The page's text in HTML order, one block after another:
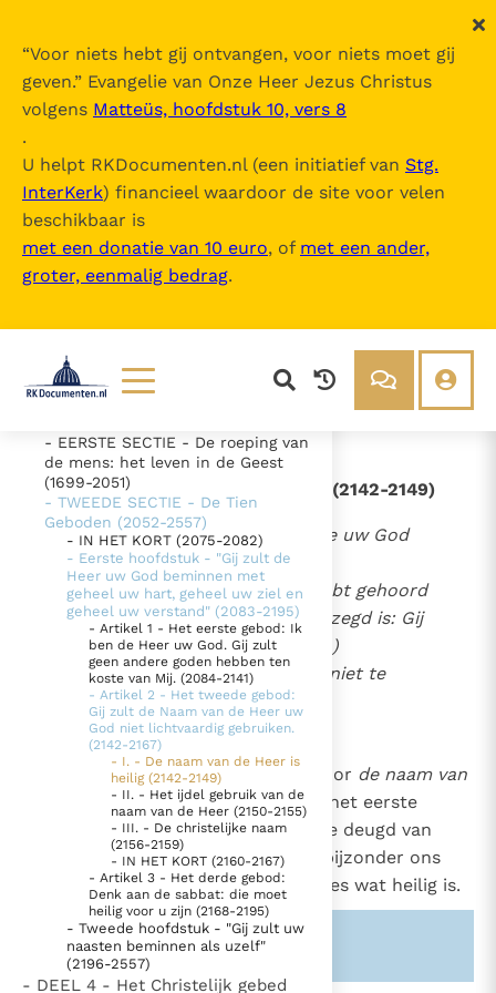
“Voor niets hebt gij ontvangen, voor niets moet gij
geven.” Evangelie van Onze Heer Jezus Christus
volgens Matteüs, hoofdstuk 10, vers 8
.
U helpt RKDocumenten.nl (een initiatief van Stg.
InterKerk) financieel waardoor de site voor velen
beschikbaar is
met een donatie van 10 euro, of met een ander,
groter, eenmalig bedrag.
Documenten
Bijbel
Thema’s
Berichten
Denzinger
Over ons
Over RK Documenten
Meedoen
Nieuwsbrief
Gebruiksvoorwaarden
Nieuwste Documenten
5. Het gebed van de Kerk
In Christus wordt onze honger vervuld
Leer de kostbare parel van Gods koninkrijk te
Gods Koninkrijk groeit stilletjes door liefde, niet door
De mystiek. De mystieke verschijnselen en de
Berichten
Het Vaticaan publiceert een nieuwe Latijnse uitgave
van het Romeins martyrologium
Vaticaanse financiële waakhond verliest autonomie
Paus spreekt het Wereldvoedselprogramma toe
Catechismus van de Katholieke Kerk
Inhoudsopgave
uitklappen
- Intro
1065)
- DEEL 2 - De viering van het
Christusmysterie (1066-1690)
- DEEL 3 - Het leven in Christus
- EERSTE SECTIE - De roeping van
de mens: het leven in de Geest
(1699-2051)
- TWEEDE SECTIE - De Tien
Geboden (2052-2557)
- IN HET KORT (2075-2082)
- Eerste hoofdstuk - "Gij zult de
Heer uw God beminnen met
geheel uw hart, geheel uw ziel en
geheel uw verstand" (2083-2195)
- Artikel 1 - Het eerste gebod: Ik
ben de Heer uw God. Gij zult
geen andere goden hebben ten
koste van Mij. (2084-2141)
- Artikel 2 - Het tweede gebod:
Gij zult de Naam van de Heer uw
God niet lichtvaardig gebruiken.
(2142-2167)
- I. - De naam van de Heer is
heilig (2142-2149)
- II. - Het ijdel gebruik van de
naam van de Heer (2150-2155)
- III. - De christelijke naam
(2156-2159)
- IN HET KORT (2160-2167)
- Artikel 3 - Het derde gebod:
Denk aan de sabbat: die moet
heilig voor u zijn (2168-2195)
- Tweede hoofdstuk - "Gij zult uw
naasten beminnen als uzelf"
(2196-2557)
- DEEL 4 - Het Christelijk gebed
- I. - De naam van de Heer is heilig (2142-2149)
2142
"Gij zult de naam van Jahwe uw God
niet lichtvaardig gebruiken"
(Ex. 20, 7; Deut. 5, 11). Gij hebt gehoord
dat tot onze voorouders gezegd is: Gij
zult geen valse eed doen (...)
Maar ik zeg u in het geheel niet te
zweren(Mt. 5, 33-34).
Het tweede gebod schrijft ons voor de naam van
de Heer te eerbiedigen. Evenals het eerste
gebod behoort het tweede tot de deugd van
godsvrucht en het regelt in het bijzonder ons
woordgebruik in verband met alles wat heilig is.
Zie ook alinea's:-2807-2815-